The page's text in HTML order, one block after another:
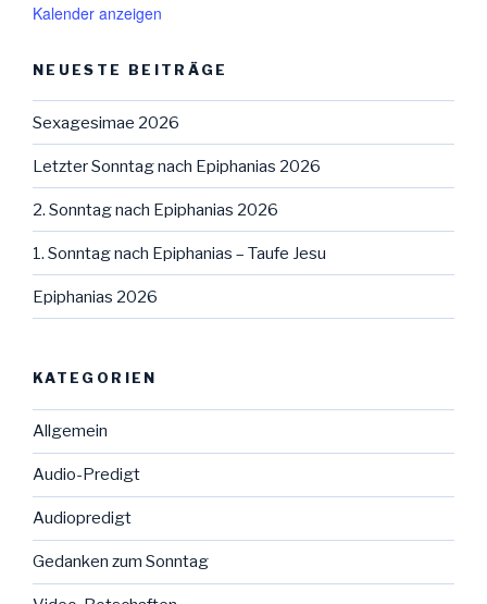
Kalender anzeigen
NEUESTE BEITRÄGE
Sexagesimae 2026
Letzter Sonntag nach Epiphanias 2026
2. Sonntag nach Epiphanias 2026
1. Sonntag nach Epiphanias – Taufe Jesu
Epiphanias 2026
KATEGORIEN
Allgemein
Audio-Predigt
Audiopredigt
Gedanken zum Sonntag